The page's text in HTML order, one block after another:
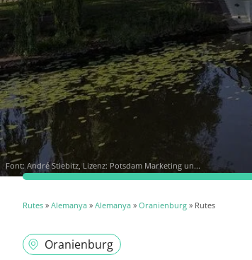
Font:André Stiebitz, Lizenz: Potsdam Marketing un...
Rutes » Alemanya » Alemanya » Oranienburg » Rutes
Oranienburg